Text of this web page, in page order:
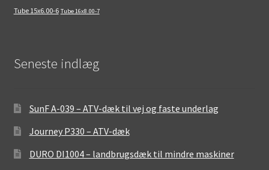
Tube 15x6.00-6 Tube 16x8.00-7
Seneste indlæg
SunF A-039 – ATV-dæk til vej og faste underlag
Journey P330 – ATV-dæk
DURO DI1004 – landbrugsdæk til mindre maskiner